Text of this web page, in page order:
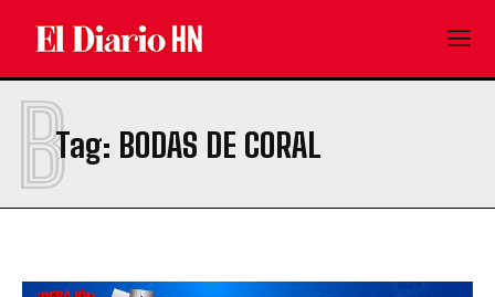
Tag: BODAS DE CORAL
B